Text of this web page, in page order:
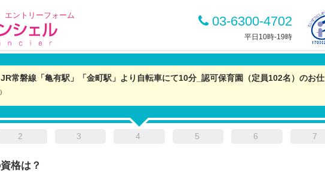
ントリーフォーム 03-6300-4702
平日10時-19時
JR常磐線「亀有駅」「金町駅」より自転車にて10分_認可保育園（定員102名）のお仕
2 3 4 5 6 7
格は？